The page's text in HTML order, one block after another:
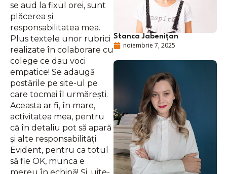
se aud la fixul orei, sunt
plăcerea și
responsabilitatea mea.
Plus textele unor rubrici
realizate în colaborare cu
colege ce dau voci
empatice! Se adaugă
postările pe site-ul pe
care tocmai îl urmărești.
Aceasta ar fi, în mare,
activitatea mea, pentru
că în detaliu pot să apară
și alte responsabilități.
Evident, pentru ca totul
să fie OK, munca e
Stanca Jabenițan
noiembrie 7, 2025